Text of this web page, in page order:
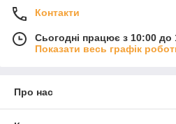
Контакти
Сьогодні працює з 10:00 до
Показати весь графік
Про нас